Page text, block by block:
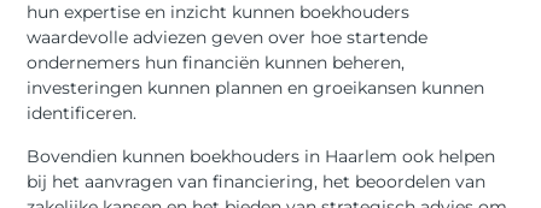
hun expertise en inzicht kunnen boekhouders
waardevolle adviezen geven over hoe startende
ondernemers hun financiën kunnen beheren,
investeringen kunnen plannen en groeikansen kunnen
identificeren.
Bovendien kunnen boekhouders in Haarlem ook helpen
bij het aanvragen van financiering, het beoordelen van